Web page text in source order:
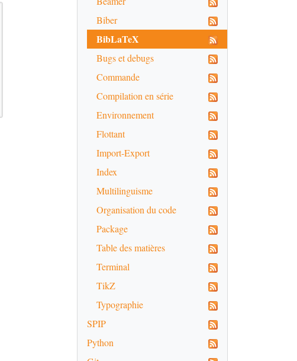
Biber
BibLaTeX
Bugs et debugs
Commande
Compilation en série
Environnement
Flottant
Import-Export
Index
Multilinguisme
Organisation du code
Package
Table des matières
Terminal
TikZ
Typographie
SPIP
Python